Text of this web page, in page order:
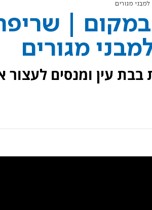
מגורים
במקום |
מגורים
בבת עין ומנסים